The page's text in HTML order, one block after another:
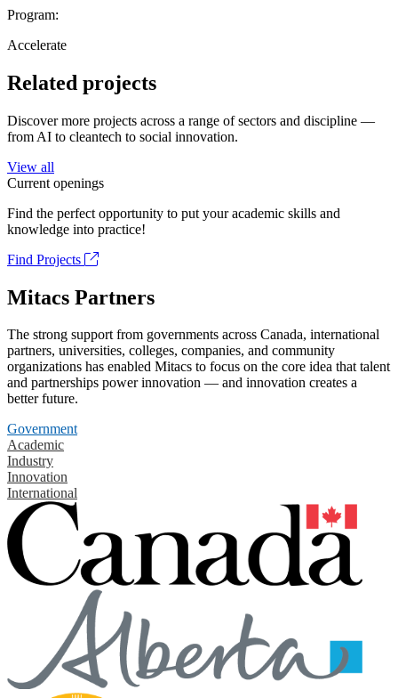
Program:
Accelerate
Related projects
Discover more projects across a range of sectors and discipline —
from AI to cleantech to social innovation.
View all
Current openings
Find the perfect opportunity to put your academic skills and
knowledge into practice!
Find Projects
Mitacs Partners
The strong support from governments across Canada, international
partners, universities, colleges, companies, and community
organizations has enabled Mitacs to focus on the core idea that talent
and partnerships power innovation — and innovation creates a
better future.
Government
Academic
Industry
Innovation
International